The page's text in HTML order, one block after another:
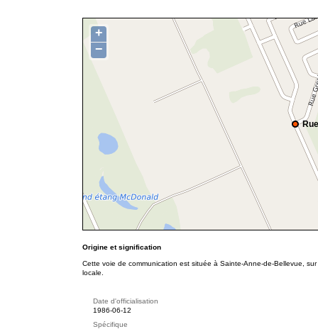
+
−
Origine et signification
Cette voie de communication est située à Sainte-Anne-de-Bellevue,
locale.
Date d'officialisation
1986-06-12
Spécifique